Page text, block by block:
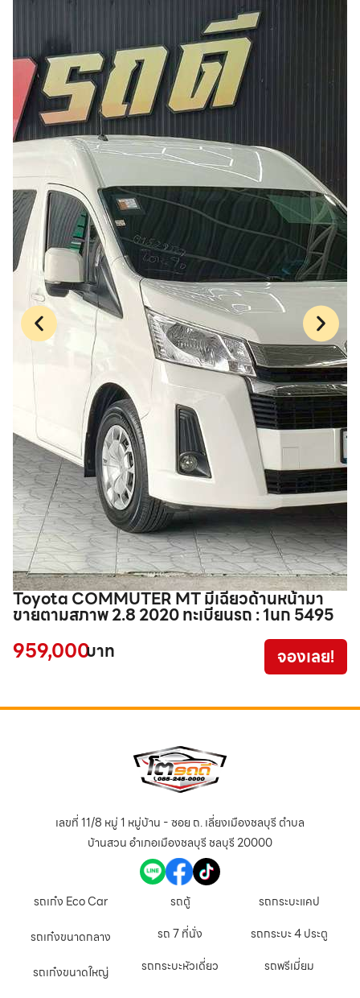
Toyota COMMUTER MT มีเฉี่ยวด้านหน้ามา
ขายตามสภาพ 2.8 2020 ทะเบียนรถ : 1นก 5495
959,000บาท จองเลย!
เลขที่ 11/8 หมู่ 1 หมู่บ้าน - ซอย ถ. เลี่ยงเมืองชลบุรี ตำบล
บ้านสวน อำเภอเมืองชลบุรี ชลบุรี 20000
รถเก๋ง Eco Car
รถเก๋งขนาดกลาง
รถเก๋งขนาดใหญ่
รถตู้
รถ 7 ที่นั่ง
รถกระบะหัวเดี่ยว
รถกระบะแคป
รถกระบะ 4 ประตู
รถพรีเมี่ยม